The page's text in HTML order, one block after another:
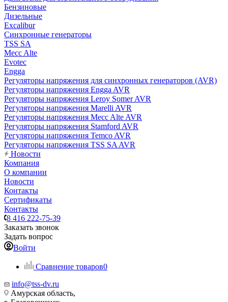
Бензиновые
Дизельные
Excalibur
Синхронные генераторы
TSS SA
Mecc Alte
Evotec
Engga
Регуляторы напряжения для синхронных генераторов (AVR)
Регуляторы напряжения Engga AVR
Регуляторы напряжения Leroy Somer AVR
Регуляторы напряжения Marelli AVR
Регуляторы напряжения Mecc Alte AVR
Регуляторы напряжения Stamford AVR
Регуляторы напряжения Temco AVR
Регуляторы напряжения TSS SA AVR
Новости
Компания
О компании
Новости
Контакты
Сертификаты
Контакты
8 416 222-75-39
Заказать звонок
Задать вопрос
Войти
Сравнение товаров0
info@tss-dv.ru
Амурская область,